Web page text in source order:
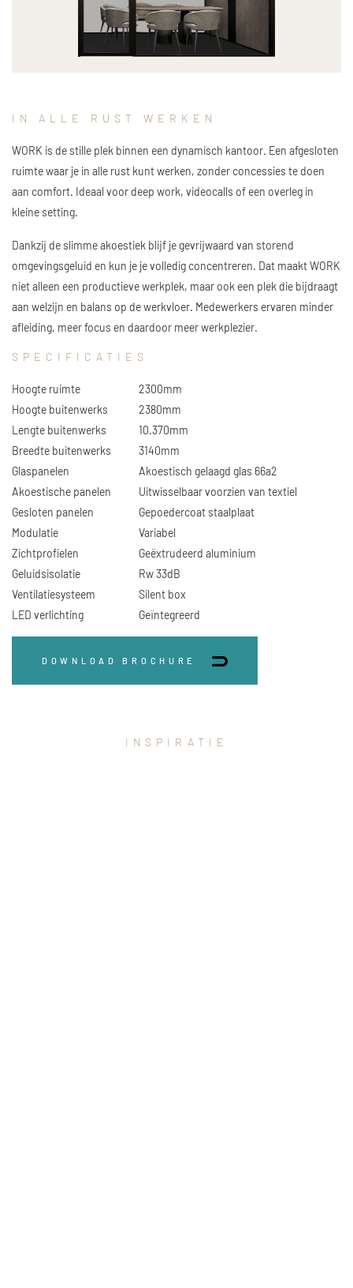
IN ALLE RUST WERKEN
WORK is de stille plek binnen een dynamisch kantoor. Een afgesloten
ruimte waar je in alle rust kunt werken, zonder concessies te doen
aan comfort. Ideaal voor deep work, videocalls of een overleg in
kleine setting.
Dankzij de slimme akoestiek blijf je gevrijwaard van storend
omgevingsgeluid en kun je je volledig concentreren. Dat maakt WORK
niet alleen een productieve werkplek, maar ook een plek die bijdraagt
aan welzijn en balans op de werkvloer. Medewerkers ervaren minder
afleiding, meer focus en daardoor meer werkplezier.
SPECIFICATIES
Hoogte ruimte
2300mm
Hoogte buitenwerks
Lengte buitenwerks
Breedte buitenwerks
2380mm
10.370mm
3140mm
Glaspanelen
Akoestisch gelaagd glas 66a2
Akoestische panelen
Uitwisselbaar voorzien van textiel
Gesloten panelen
Gepoedercoat staalplaat
Modulatie
Variabel
Zichtprofielen
Geëxtrudeerd aluminium
Geluidsisolatie
Rw 33dB
Ventilatiesysteem
Silent box
LED verlichting
Geïntegreerd
DOWNLOAD BROCHURE
INSPIRATIE